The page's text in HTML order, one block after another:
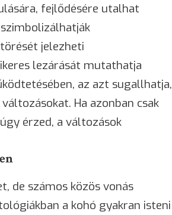
fejlődésére utalhat
jelezheti
lezárását mutathatja
az azt sugallhatja,
Ha azonban csak
érzed, a változások
de számos közös vonás
a kohó gyakran isteni